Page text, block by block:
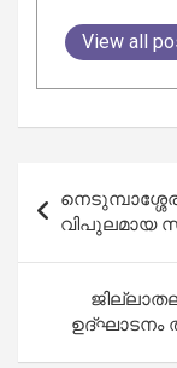
View all
navigation
വിപുലമായ
ഉദ്ഘാടനം